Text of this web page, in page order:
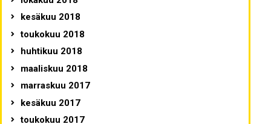
kesäkuu 2018
toukokuu 2018
huhtikuu 2018
maaliskuu 2018
marraskuu 2017
kesäkuu 2017
toukokuu 2017